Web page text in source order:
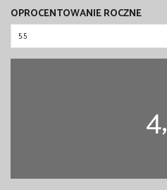
OPROCENTOWANIE ROCZNE